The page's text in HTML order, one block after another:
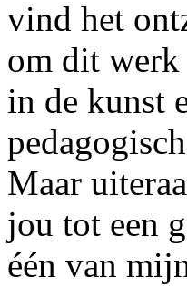
vind het
om dit werk
in de kunst
Maar
jou tot een
één van